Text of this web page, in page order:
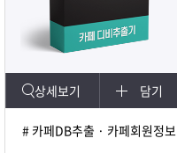
상세보기 담기
# 카페DB추출 · 카페회원정보